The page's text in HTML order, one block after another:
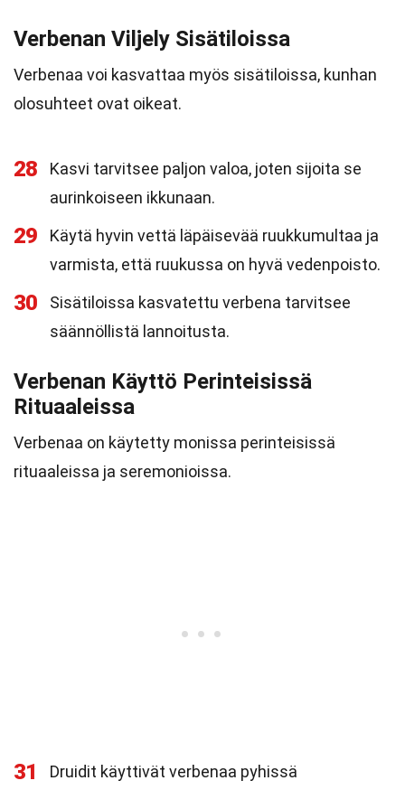
Verbenan Viljely Sisätiloissa
Verbenaa voi kasvattaa myös sisätiloissa, kunhan
olosuhteet ovat oikeat.
28
Kasvi tarvitsee paljon valoa, joten sijoita se
aurinkoiseen ikkunaan.
29
Käytä hyvin vettä läpäisevää ruukkumultaa ja
varmista, että ruukussa on hyvä vedenpoisto.
30
Sisätiloissa kasvatettu verbena tarvitsee
säännöllistä lannoitusta.
Verbenan Käyttö Perinteisissä
Rituaaleissa
Verbenaa on käytetty monissa perinteisissä
rituaaleissa ja seremonioissa.
31
Druidit käyttivät verbenaa pyhissä